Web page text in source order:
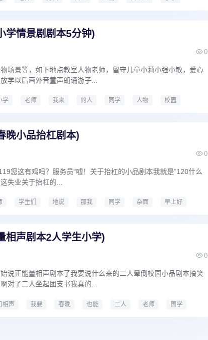
学情景剧剧本5分钟)
0
场景等，如下地点教室人物老师，留守儿童小莉小强小敏，爱心
学以后画外音童声朗诵游子...
学 老师 我来 的人 同学 人物
校园
晚小品抬杠剧本)
0
您这有鸡吗？服务员“嘘！关于抬杠的小品剧本我就是”120什么
失业关于抬杠的...
学生们 地说 那我 同学 杂面
早上好
相声剧本2人学生小学)
0
说正能量相声剧本了我要说什么来的二人晕倒校园小品剧本搞笑
对了二人坐起团支书我真的...
相声 我要 春晚 也能 二人 老师
国学